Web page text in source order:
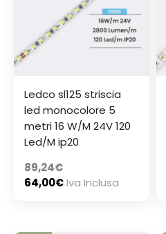
Ledco sl125 striscia
led monocolore 5
metri 16 W/M 24V 120
Led/M ip20
89,24€
64,00€Iva Inclusa